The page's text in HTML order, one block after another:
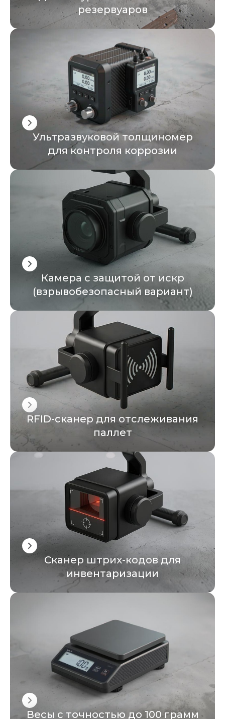
резервуаров
Ультразвуковой толщиномер
для контроля коррозии
Камера с защитой от искр
(взрывобезопасный вариант)
RFID-сканер для отслеживания
паллет
Сканер штрих-кодов для
инвентаризации
Весы с точностью до 100 грамм